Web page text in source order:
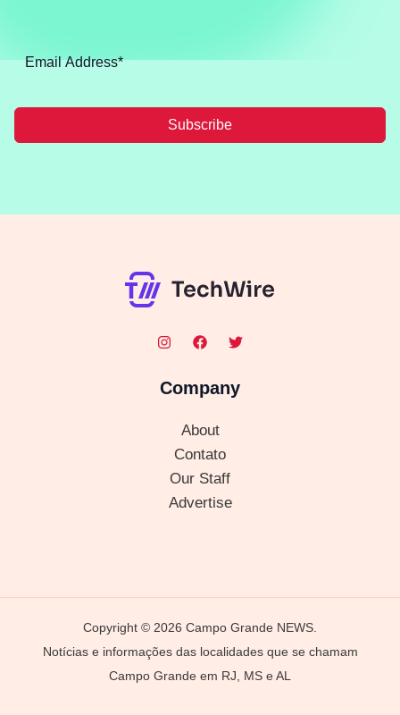
Subscribe
Company
About
Contato
Our Staff
Advertise
Copyright © 2026 Campo Grande NEWS.
Notícias e informações das localidades que se chamam
Campo Grande em RJ, MS e AL